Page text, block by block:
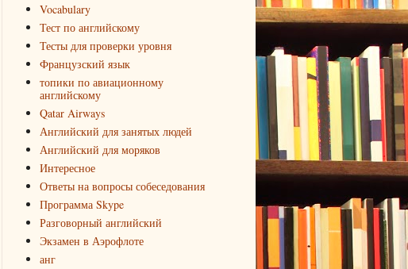
Vocabulary
Тест по английскому
Тесты для проверки уровня
Французский язык
топики по авиационному
английскому
Qatar Airways
Английский для занятых людей
Английский для моряков
Интересное
Ответы на вопросы собеседования
Программа Skype
Разговорный английский
Экзамен в Аэрофлоте
анг